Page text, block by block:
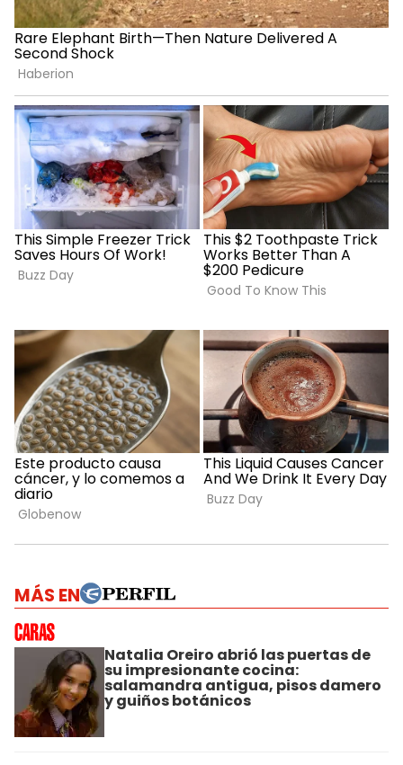
MÁS EN
Natalia Oreiro abrió las puertas de
su impresionante cocina:
salamandra antigua, pisos damero
y guiños botánicos